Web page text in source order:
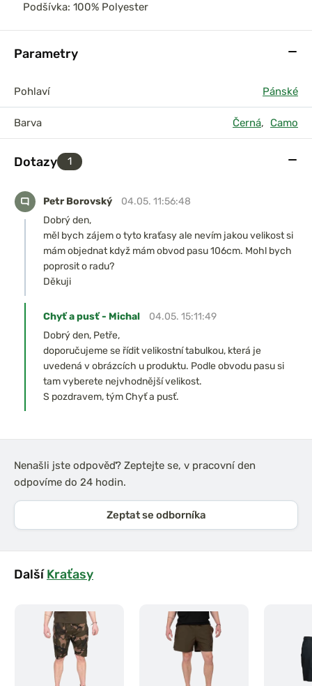
Podšívka: 100% Polyester
Parametry
Pohlaví Pánské
Barva Černá, Camo
Dotazy 1
Petr Borovský
04.05. 11:56:48
Dobrý den,
měl bych zájem o tyto kraťasy ale nevím jakou velikost si
mám objednat když mám obvod pasu 106cm. Mohl bych
poprosit o radu?
Děkuji
Chyť a pusť - Michal
04.05. 15:11:49
Dobrý den, Petře,
doporučujeme se řídit velikostní tabulkou, která je
uvedená v obrázcích u produktu. Podle obvodu pasu si
tam vyberete nejvhodnější velikost.
S pozdravem, tým Chyť a pusť.
Nenašli jste odpověď? Zeptejte se, v pracovní den
odpovíme do 24 hodin.
Zeptat se odborníka
DalšíKraťasy